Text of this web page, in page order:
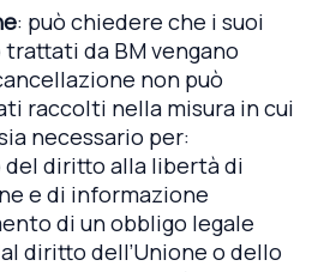
: può chiedere che i suoi
da BM vengano
non può
raccolti nella misura in cui
necessario per:
del diritto alla libertà di
e di informazione
di un obbligo legale
diritto dell’Unione o dello